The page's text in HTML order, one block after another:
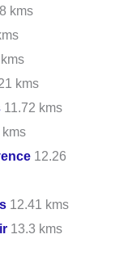
kms
kms
11.72 kms
kms
12.26
12.41 kms
13.3 kms